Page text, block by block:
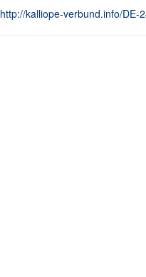
http://kalliope-verbund.info/DE-